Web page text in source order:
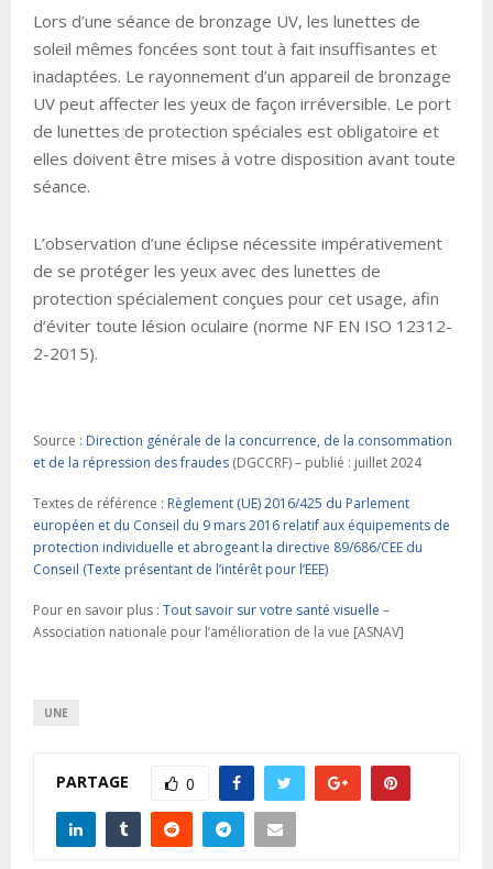
Lors d’une séance de bronzage UV, les lunettes de
soleil mêmes foncées sont tout à fait insuffisantes et
inadaptées. Le rayonnement d’un appareil de bronzage
UV peut affecter les yeux de façon irréversible. Le port
de lunettes de protection spéciales est obligatoire et
elles doivent être mises à votre disposition avant toute
séance.
L’observation d’une éclipse nécessite impérativement
de se protéger les yeux avec des lunettes de
protection spécialement conçues pour cet usage, afin
d’éviter toute lésion oculaire (norme NF EN ISO 12312-
2-2015).
Source : Direction générale de la concurrence, de la consommation
et de la répression des fraudes (DGCCRF) – publié : juillet 2024
Textes de référence : Règlement (UE) 2016/425 du Parlement
européen et du Conseil du 9 mars 2016 relatif aux équipements de
protection individuelle et abrogeant la directive 89/686/CEE du
Conseil (Texte présentant de l’intérêt pour l’EEE)
Pour en savoir plus : Tout savoir sur votre santé visuelle –
Association nationale pour l’amélioration de la vue [ASNAV]
UNE
PARTAGE 0